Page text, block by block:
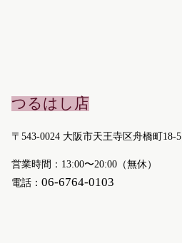
つるはし店
〒543-0024 大阪市天王寺区舟橋町18-5
営業時間：13:00〜20:00（無休）
電話： 06-6764-0103